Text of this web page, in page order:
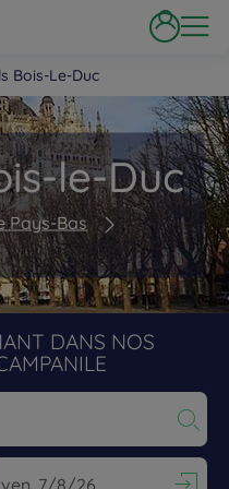
Bois-Le-Duc
le-Duc
Pays-Bas
DANS NOS